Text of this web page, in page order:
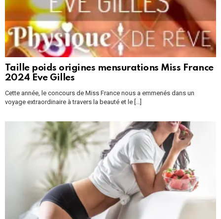
Taille poids origines mensurations Miss France
2024 Eve Gilles
Cette année, le concours de Miss France nous a emmenés dans un
voyage extraordinaire à travers la beauté et le [...]